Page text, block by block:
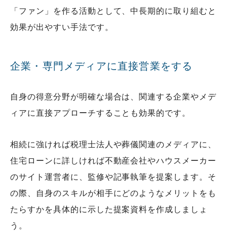
「ファン」を作る活動として、中長期的に取り組むと
効果が出やすい手法です。
企業・専門メディアに直接営業をする
自身の得意分野が明確な場合は、関連する企業やメデ
ィアに直接アプローチすることも効果的です。
相続に強ければ税理士法人や葬儀関連のメディアに、
住宅ローンに詳しければ不動産会社やハウスメーカー
のサイト運営者に、監修や記事執筆を提案します。そ
の際、自身のスキルが相手にどのようなメリットをも
たらすかを具体的に示した提案資料を作成しましょ
う。